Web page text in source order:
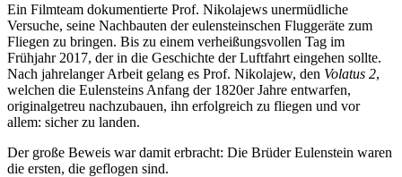
Ein Filmteam dokumentierte Prof. Nikolajews unermüdliche
Versuche, seine Nachbauten der eulensteinschen Fluggeräte zum
Fliegen zu bringen. Bis zu einem verheißungsvollen Tag im
Frühjahr 2017, der in die Geschichte der Luftfahrt eingehen sollte.
Nach jahrelanger Arbeit gelang es Prof. Nikolajew, den Volatus 2,
welchen die Eulensteins Anfang der 1820er Jahre entwarfen,
originalgetreu nachzubauen, ihn erfolgreich zu fliegen und vor
allem: sicher zu landen.
Der große Beweis war damit erbracht: Die Brüder Eulenstein waren
die ersten, die geflogen sind.